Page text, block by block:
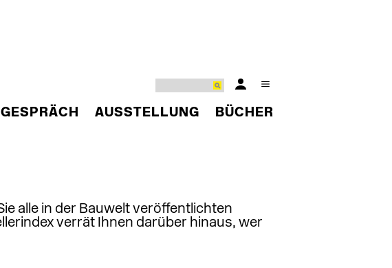
GESPRÄCH AUSSTELLUNG BÜCHER
alle in der Bauwelt veröffentlichten
verrät Ihnen darüber hinaus, wer